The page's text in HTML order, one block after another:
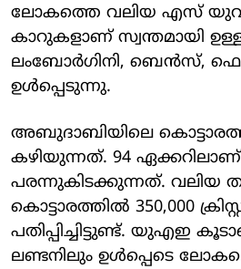
ലോകത്തെ വലിയ എസ് യുവി
കാറുകളാണ് സ്വന്തമായി
ലംബോര്‍ഗിനി, ബെന്‍സ്,
ഉള്‍പ്പെടുന്നു.
അബുദാബിയിലെ
കഴിയുന്നത്. 94 ഏക്കറിലാണ്
പരന്നുകിടക്കുന്നത്. വലിയ
കൊട്ടാരത്തില്‍ 350,000
പതിപ്പിച്ചിട്ടുണ്ട്. യുഎഇ
ലണ്ടനിലും ഉള്‍പ്പെടെ